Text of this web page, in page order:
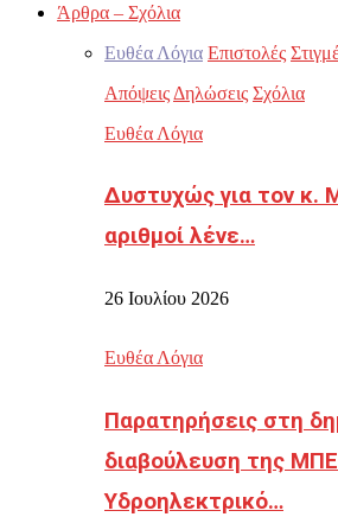
Άρθρα – Σχόλια
Ευθέα Λόγια Επιστολές
Απόψεις Δηλώσεις Σχόλια
Ευθέα Λόγια
Δυστυχώς για τον κ.
αριθμοί λένε…
26 Ιουλίου 2026
Ευθέα Λόγια
Παρατηρήσεις στη
διαβούλευση της
Υδροηλεκτρικό…